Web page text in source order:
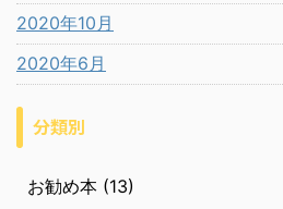
2020年10月
2020年6月
分類別
お勧め本 (13)